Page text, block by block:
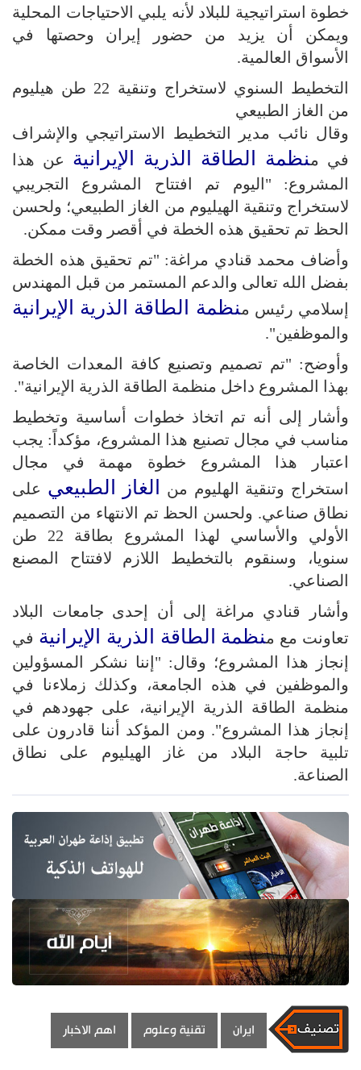
خطوة استراتيجية للبلاد لأنه يلبي الاحتياجات المحلية
ويمكن أن يزيد من حضور إيران وحصتها في
الأسواق العالمية.
التخطيط السنوي لاستخراج وتنقية 22 طن هيليوم
من الغاز الطبيعي
وقال نائب مدير التخطيط الاستراتيجي والإشراف
في منظمة الطاقة الذرية الإيرانية عن هذا
المشروع: "اليوم تم افتتاح المشروع التجريبي
لاستخراج وتنقية الهيليوم من الغاز الطبيعي؛ ولحسن
الحظ تم تحقيق هذه الخطة في أقصر وقت ممكن.
وأضاف محمد قنادي مراغة: "تم تحقيق هذه الخطة
بفضل الله تعالى والدعم المستمر من قبل المهندس
إسلامي رئيس منظمة الطاقة الذرية الإيرانية
والموظفين".
وأوضح: "تم تصميم وتصنيع كافة المعدات الخاصة
بهذا المشروع داخل منظمة الطاقة الذرية الإيرانية".
وأشار إلى أنه تم اتخاذ خطوات أساسية وتخطيط
مناسب في مجال تصنيع هذا المشروع، مؤكداً: يجب
اعتبار هذا المشروع خطوة مهمة في مجال
استخراج وتنقية الهليوم من
الغاز الطبيعي على
نطاق صناعي. ولحسن الحظ تم الانتهاء من التصميم
الأولي والأساسي لهذا المشروع بطاقة 22 طن
سنويا، وسنقوم بالتخطيط اللازم لافتتاح المصنع
الصناعي.
وأشار قنادي مراغة إلى أن إحدى جامعات البلاد
تعاونت مع منظمة الطاقة الذرية الإيرانية في
إنجاز هذا المشروع؛ وقال: "إننا نشكر المسؤولين
والموظفين في هذه الجامعة، وكذلك زملاءنا في
منظمة الطاقة الذرية الإيرانية، على جهودهم في
إنجاز هذا المشروع". ومن المؤكد أننا قادرون على
تلبية حاجة البلاد من غاز الهيليوم على نطاق
الصناعة.
ايران تقنية وعلوم اهم الاخبار